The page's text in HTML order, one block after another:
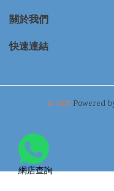
網店查詢
關於我們
快速連結
© 2025 Powered